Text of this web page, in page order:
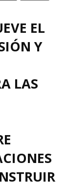
EL
Y
LAS